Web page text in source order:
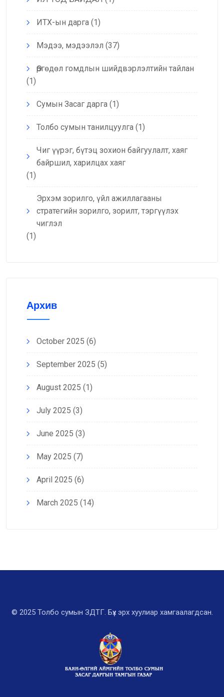
ИТХ-ын дарга (1)
Мэдээ, мэдээлэл (37)
Өргөдөл гомдлын шийдвэрлэлтийн тайлан
(1)
Сумын Засаг дарга (1)
Толбо сумын танилцуулга (1)
Чиг үүрэг, бүтэц зохион байгуулалт, хаяг
байршил, харилцах хаяг
(1)
Эрхэм зорилго, үйл ажиллагааны
стратегийн зорилго, зорилт, тэргүүлэх
чиглэл
(1)
Архив
October 2025 (6)
September 2025 (5)
August 2025 (1)
July 2025 (3)
June 2025 (3)
May 2025 (7)
April 2025 (6)
March 2025 (14)
© 2025 Толбо сумын ЗДТГ. Бүх эрх хуулиар хамгаалагдсан.